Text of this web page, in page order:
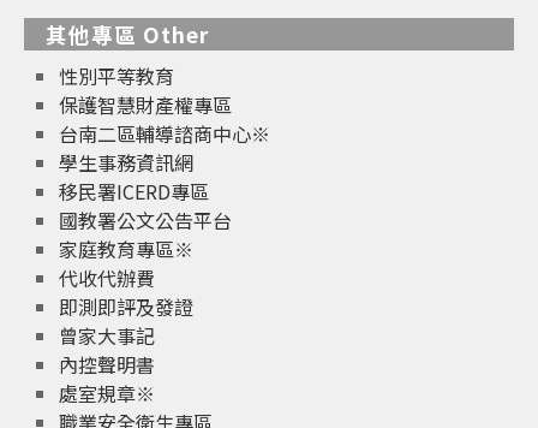
其他專區 Other
性別平等教育
保護智慧財產權專區
台南二區輔導諮商中心※
學生事務資訊網
移民署ICERD專區
國教署公文公告平台
家庭教育專區※
代收代辦費
即測即評及發證
曾家大事記
內控聲明書
處室規章※
職業安全衛生專區